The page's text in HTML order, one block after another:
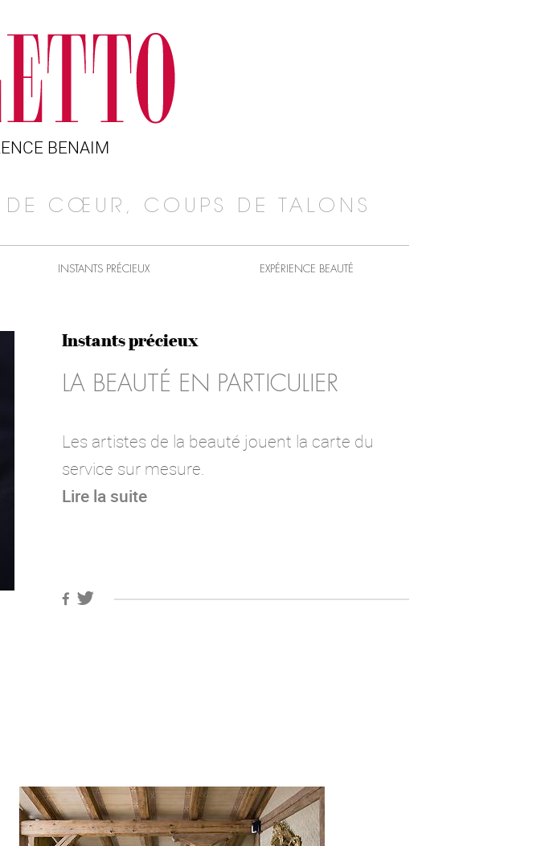
BENAIM
CŒUR, COUPS DE TALONS
INSTANTS PRÉCIEUX EXPÉRIENCE BEAUTÉ
Instants précieux
LA BEAUTÉ EN PARTICULIER
Les artistes de la beauté jouent la carte du
service sur mesure.
Lire la suite